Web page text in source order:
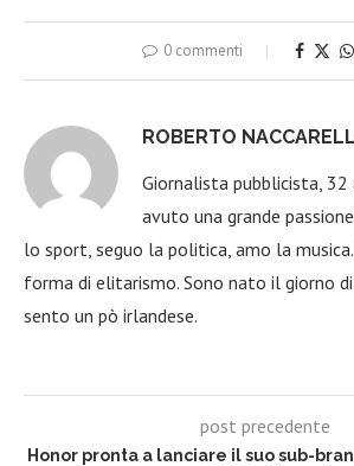
0 commenti
ROBERTO
Giornalista pubblicista, 32
avuto una grande
lo sport, seguo la politica, amo la
forma di elitarismo. Sono nato il giorno
sento un pò irlandese.
post precedente
Honor pronta a lanciare il suo sub-